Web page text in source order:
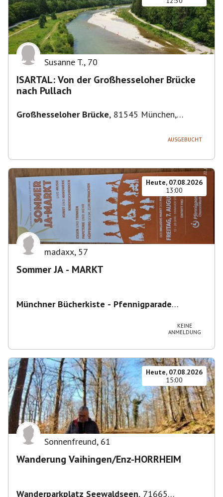
Susanne T., 70
ISARTAL: Von der Großhesseloher Brücke
nach Pullach
Großhesseloher Brücke, 81545 München,
AUSGEBUCHT
Heute, 07.08.2026
13:00
madaxx, 57
Sommer JA - MARKT
Münchner Bücherkiste - Pfennigparade
KEINE
ANMELDUNG
Heute, 07.08.2026
15:00
Sonnenfreund, 61
Wanderung Vaihingen/Enz-HORRHEIM
Wanderparkplatz Seewaldseen, 71665